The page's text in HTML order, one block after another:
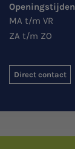
Openingstijden
MA t/m VR
ZA t/m ZO
Direct contact